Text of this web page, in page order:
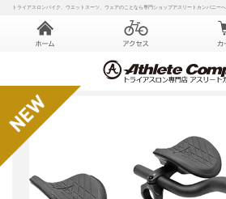
トライアスロンバイク、ウエットスーツ、ウェアのことなら専門ショップアスリートカンパニーへ